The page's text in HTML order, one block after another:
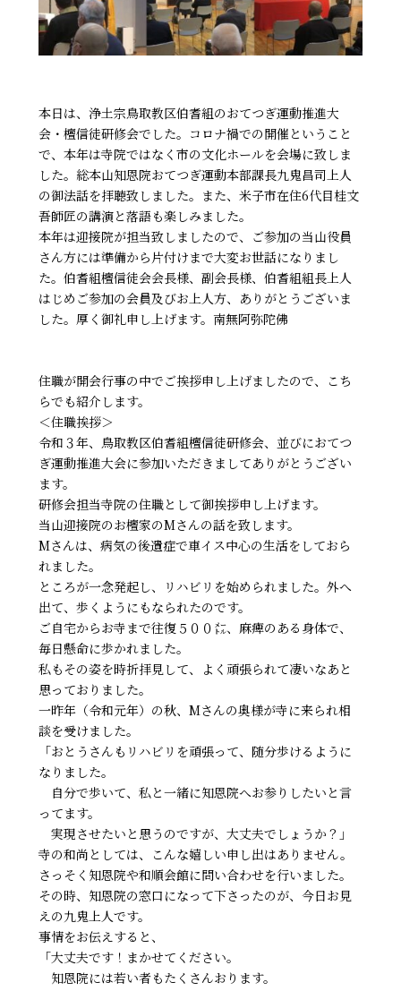
本日は、浄土宗鳥取教区伯耆組のおてつぎ運動推進大
会・檀信徒研修会でした。コロナ禍での開催ということ
で、本年は寺院ではなく市の文化ホールを会場に致しま
した。総本山知恩院おてつぎ運動本部課長九鬼昌司上人
の御法話を拝聴致しました。また、米子市在住6代目桂文
吾師匠の講演と落語も楽しみました。
本年は迎接院が担当致しましたので、ご参加の当山役員
さん方には準備から片付けまで大変お世話になりまし
た。伯耆組檀信徒会会長様、副会長様、伯耆組組長上人
はじめご参加の会員及びお上人方、ありがとうございま
した。厚く御礼申し上げます。南無阿弥陀佛
住職が開会行事の中でご挨拶申し上げましたので、こち
らでも紹介します。
＜住職挨拶＞
令和３年、鳥取教区伯耆組檀信徒研修会、並びにおてつ
ぎ運動推進大会に参加いただきましてありがとうござい
ます。
研修会担当寺院の住職として御挨拶申し上げます。
当山迎接院のお檀家のMさんの話を致します。
Mさんは、病気の後遺症で車イス中心の生活をしておら
れました。
ところが一念発起し、リハビリを始められました。外へ
出て、歩くようにもなられたのです。
ご自宅からお寺まで往復５００㍍、麻痺のある身体で、
毎日懸命に歩かれました。
私もその姿を時折拝見して、よく頑張られて凄いなあと
思っておりました。
一昨年（令和元年）の秋、Mさんの奥様が寺に来られ相
談を受けました。
「おとうさんもリハビリを頑張って、随分歩けるように
なりました。
自分で歩いて、私と一緒に知恩院へお参りしたいと言
ってます。
実現させたいと思うのですが、大丈夫でしょうか？」
寺の和尚としては、こんな嬉しい申し出はありません。
さっそく知恩院や和順会館に問い合わせを行いました。
その時、知恩院の窓口になって下さったのが、今日お見
えの九鬼上人です。
事情をお伝えすると、
「大丈夫です！まかせてください。
知恩院には若い者もたくさんおります。